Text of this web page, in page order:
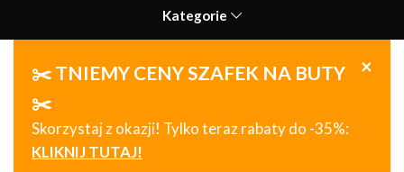
Kategorie
×
✂️ TNIEMY CENY SZAFEK NA BUTY
✂️
Skorzystaj z okazji! Tylko teraz rabaty do -35%:
KLIKNIJ TUTAJ!